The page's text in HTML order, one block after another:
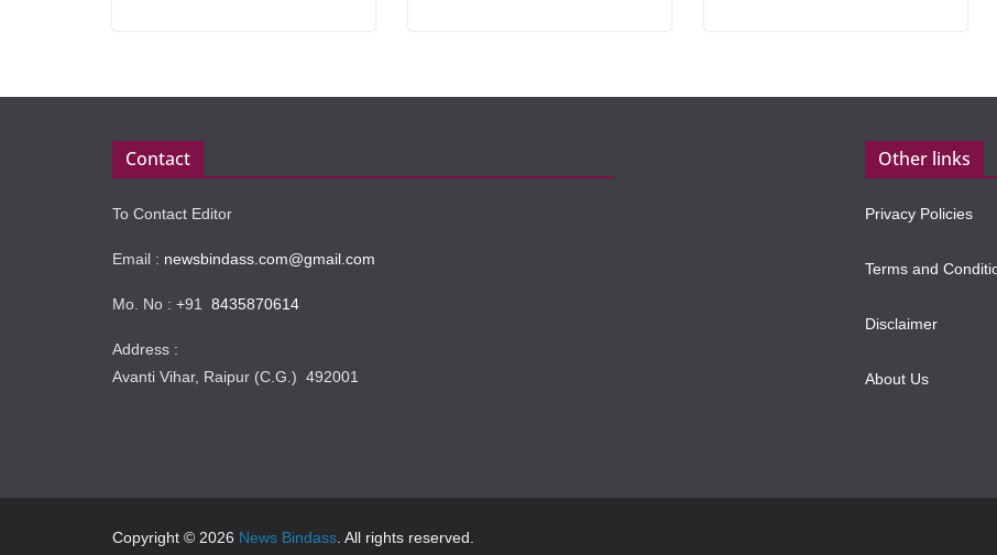
Contact
To Contact Editor
Email : newsbindass.com@gmail.com
Mo. No : +91 8435870614
Address :
Avanti Vihar, Raipur (C.G.) 492001
Other links
Privacy Policies
Terms and
Disclaimer
About Us
Copyright © 2026 News Bindass . All rights reserved.